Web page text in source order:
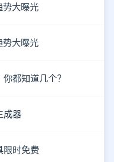
势大曝光
势大曝光
都知道几个？
成器
限时免费